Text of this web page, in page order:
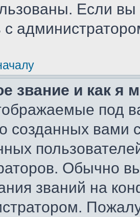
Если
с
звание и как я
под
созданных
Обычно
званий на